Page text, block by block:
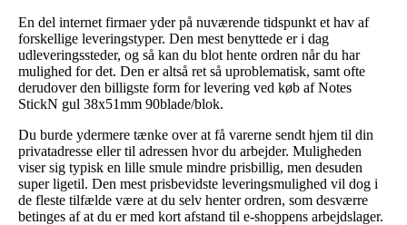
En del internet firmaer yder på nuværende tidspunkt et hav af
forskellige leveringstyper. Den mest benyttede er i dag
udleveringssteder, og så kan du blot hente ordren når du har
mulighed for det. Den er altså ret så uproblematisk, samt ofte
derudover den billigste form for levering ved køb af Notes
StickN gul 38x51mm 90blade/blok.
Du burde ydermere tænke over at få varerne sendt hjem til din
privatadresse eller til adressen hvor du arbejder. Muligheden
viser sig typisk en lille smule mindre prisbillig, men desuden
super ligetil. Den mest prisbevidste leveringsmulighed vil dog i
de fleste tilfælde være at du selv henter ordren, som desværre
betinges af at du er med kort afstand til e-shoppens arbejdslager.